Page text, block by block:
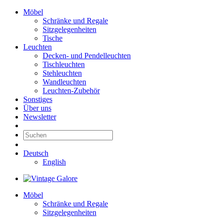
Möbel
Schränke und Regale
Sitzgelegenheiten
Tische
Leuchten
Decken- und Pendelleuchten
Tischleuchten
Stehleuchten
Wandleuchten
Leuchten-Zubehör
Sonstiges
Über uns
Newsletter
Deutsch
English
Möbel
Schränke und Regale
Sitzgelegenheiten